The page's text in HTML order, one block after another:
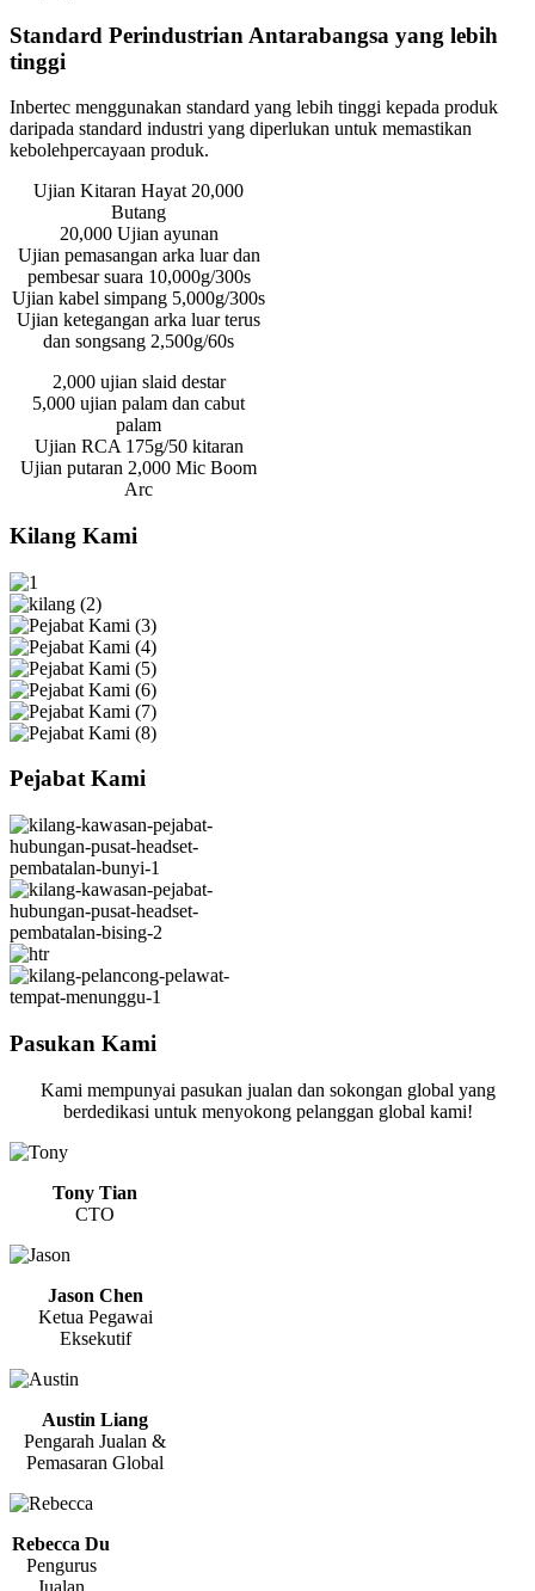
Standard Perindustrian Antarabangsa yang lebih
tinggi
Inbertec menggunakan standard yang lebih tinggi kepada produk
daripada standard industri yang diperlukan untuk memastikan
kebolehpercayaan produk.
Ujian Kitaran Hayat 20,000
Butang
20,000 Ujian ayunan
Ujian pemasangan arka luar dan
pembesar suara 10,000g/300s
Ujian kabel simpang 5,000g/300s
Ujian ketegangan arka luar terus
dan songsang 2,500g/60s
2,000 ujian slaid destar
5,000 ujian palam dan cabut
palam
Ujian RCA 175g/50 kitaran
Ujian putaran 2,000 Mic Boom
Arc
Kilang Kami
Pejabat Kami
Pasukan Kami
Kami mempunyai pasukan jualan dan sokongan global yang
berdedikasi untuk menyokong pelanggan global kami!
Tony Tian
CTO
Jason Chen
Ketua Pegawai
Eksekutif
Austin Liang
Pengarah Jualan &
Pemasaran Global
Rebecca Du
Pengurus
Jualan